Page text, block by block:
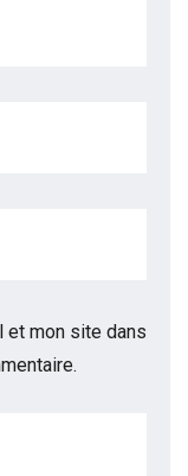
et mon site dans